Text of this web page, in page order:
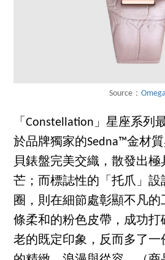
Source： Omega
「Constellation」星座系列
於品牌獨家的Sedna™金材
貝錶盤完美交織，散發出
芒；而標誌性的「托爪」設
圈，則在細節處彰顯不凡
條柔和的粉色皮帶，成功打
老的既定印象，反而多了一